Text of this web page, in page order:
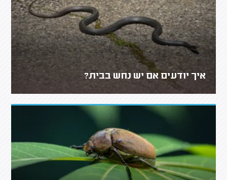
איך יודעים אם יש נחש בבית?